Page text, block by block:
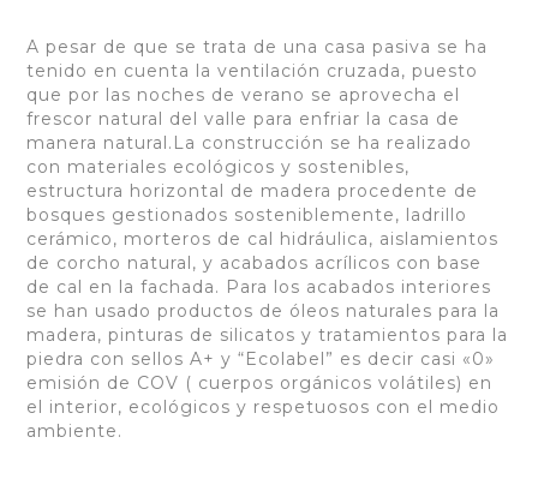
A pesar de que se trata de una casa pasiva se ha
tenido en cuenta la ventilación cruzada, puesto
que por las noches de verano se aprovecha el
frescor natural del valle para enfriar la casa de
manera natural.La construcción se ha realizado
con materiales ecológicos y sostenibles,
estructura horizontal de madera procedente de
bosques gestionados sosteniblemente, ladrillo
cerámico, morteros de cal hidráulica, aislamientos
de corcho natural, y acabados acrílicos con base
de cal en la fachada. Para los acabados interiores
se han usado productos de óleos naturales para la
madera, pinturas de silicatos y tratamientos para la
piedra con sellos A+ y “Ecolabel” es decir casi «0»
emisión de COV ( cuerpos orgánicos volátiles) en
el interior, ecológicos y respetuosos con el medio
ambiente.